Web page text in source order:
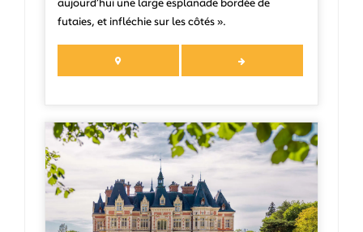
aujourd’hui une large esplanade bordée de
futaies, et infléchie sur les côtés ».